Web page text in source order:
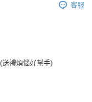
客服
送禮煩惱好幫手)